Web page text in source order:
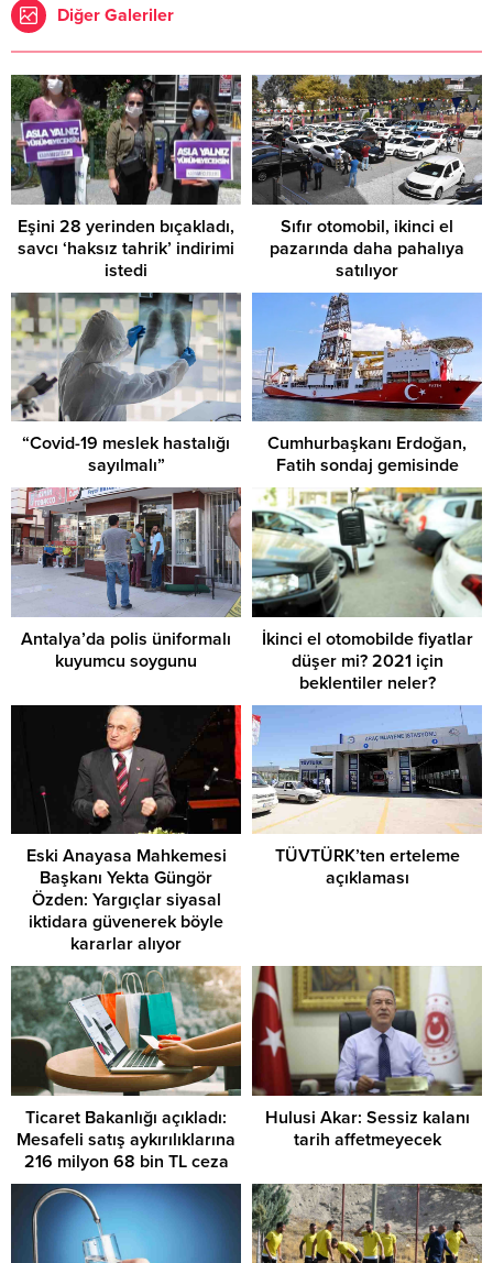
Diğer Galeriler
Eşini 28 yerinden bıçakladı,
savcı ‘haksız tahrik’ indirimi
istedi
Sıfır otomobil, ikinci el
pazarında daha pahalıya
satılıyor
“Covid-19 meslek hastalığı
sayılmalı”
Cumhurbaşkanı Erdoğan,
Fatih sondaj gemisinde
Antalya’da polis üniformalı
kuyumcu soygunu
İkinci el otomobilde fiyatlar
düşer mi? 2021 için
beklentiler neler?
Eski Anayasa Mahkemesi
Başkanı Yekta Güngör
Özden: Yargıçlar siyasal
iktidara güvenerek böyle
kararlar alıyor
TÜVTÜRK’ten erteleme
açıklaması
Ticaret Bakanlığı açıkladı:
Mesafeli satış aykırılıklarına
216 milyon 68 bin TL ceza
Hulusi Akar: Sessiz kalanı
tarih affetmeyecek